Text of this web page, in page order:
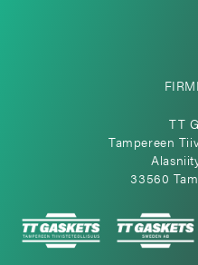
TT
Tampereen
33560